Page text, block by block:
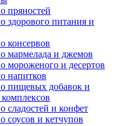
пряностей
здорового питания и
консервов
мармелада и джемов
мороженого и десертов
напитков
пищевых добавок и
сладостей и конфет
соусов и кетчупов